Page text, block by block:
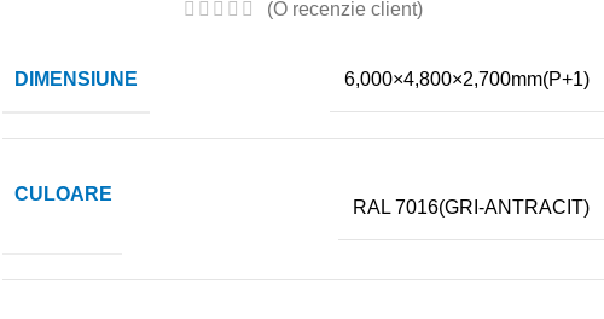
(O recenzie client)
DIMENSIUNE 6,000×4,800×2,700mm(P+1)
CULOARE
RAL 7016(GRI-ANTRACIT)